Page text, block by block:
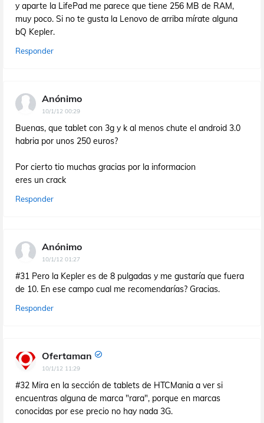
y aparte la LifePad me parece que tiene 256 MB de RAM,
muy poco. Si no te gusta la Lenovo de arriba mírate alguna
bQ Kepler.
Responder
Anónimo
10/1/12 00:29
Buenas, que tablet con 3g y k al menos chute el android 3.0
habria por unos 250 euros?
Por cierto tio muchas gracias por la informacion
eres un crack
Responder
Anónimo
10/1/12 01:27
#31 Pero la Kepler es de 8 pulgadas y me gustaría que fuera
de 10. En ese campo cual me recomendarías? Gracias.
Responder
Ofertaman
10/1/12 11:29
#32 Mira en la sección de tablets de HTCMania a ver si
encuentras alguna de marca "rara", porque en marcas
conocidas por ese precio no hay nada 3G.